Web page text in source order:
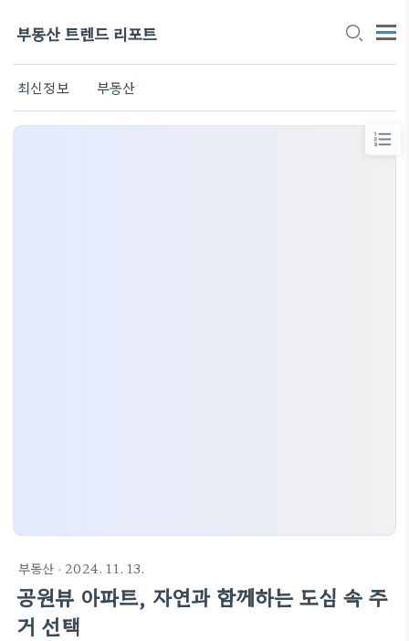
부동산 트렌드 리포트
최신정보 부동산
부동산 · 2024. 11. 13.
공원뷰 아파트, 자연과 함께하는 도심 속 주
거 선택